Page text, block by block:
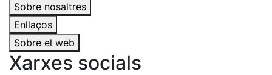
Sobre nosaltres
Enllaços
Sobre el web
Xarxes socials